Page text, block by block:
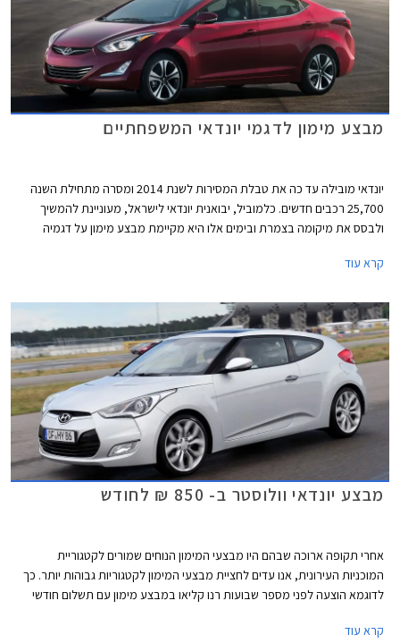
מבצע מימון לדגמי יונדאי המשפחתיים
יונדאי מובילה עד כה את טבלת המסירות לשנת 2014 ומסרה מתחילת השנה
25,700 רכבים חדשים. כלמוביל, יבואנית יונדאי לישראל, מעוניינת להמשיך
ולבסס את מיקומה בצמרת ובימים אלו היא מקיימת מבצע מימון על דגמיה
במסגרת המבצע מאפשרת החברה לשלם מקדמה שגובהה תלוי בין היתר בדגם
בתום שלוש שנים, שגובהו נגזר מהדגם הנבחר ומגובה המקדמה. המבצע בתוקף
עד ה- 31.10.2014.
קרא עוד
מבצע יונדאי וולוסטר ב- 850 ₪ לחודש
אחרי תקופה ארוכה שבהם היו מבצעי המימון הנוחים שמורים לקטגוריית
המוכניות העירונית, אנו עדים לחציית מבצעי המימון לקטגוריות גבוהות יותר. כך
לדוגמא הוצעה לפני מספר שבועות רנו קליאו במבצע מימון עם תשלום חודשי
על יונדאי וולוסטר.
קרא עוד